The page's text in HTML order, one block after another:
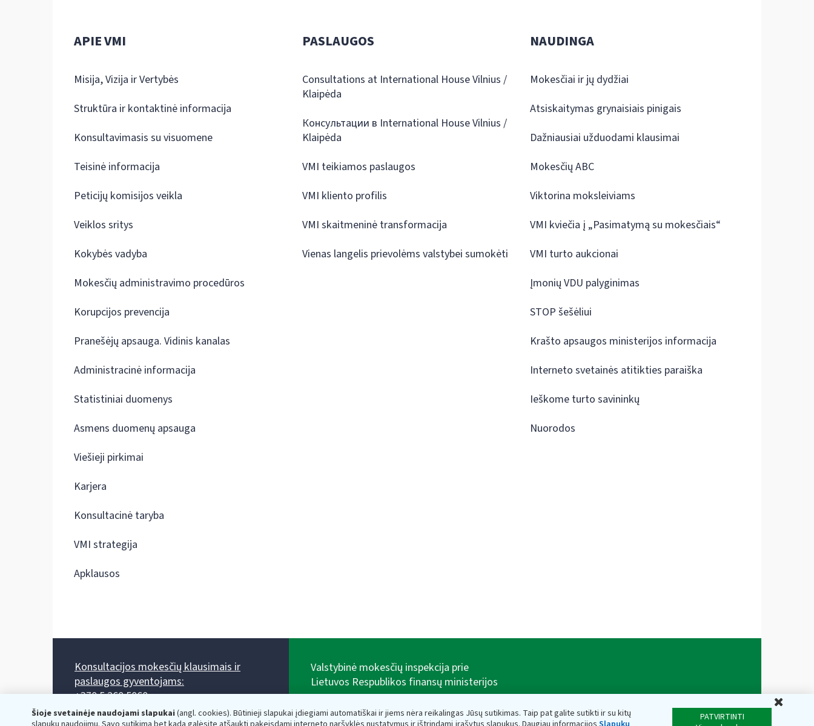
Šioje svetainėje naudojami slapukai(angl. cookies). Būtinieji slapukai įdiegiami automatiškai ir jiems nėra reikalingas Jūsų sutikimas. Taip pat galite sutikti ir su kitų
PATVIRTINTI
APIE VMI
Misija, Vizija ir Vertybės
Struktūra ir kontaktinė informacija
Konsultavimasis su visuomene
Teisinė informacija
Peticijų komisijos veikla
Veiklos sritys
Kokybės vadyba
Mokesčių administravimo procedūros
Korupcijos prevencija
Pranešėjų apsauga. Vidinis kanalas
Administracinė informacija
Statistiniai duomenys
Asmens duomenų apsauga
Viešieji pirkimai
Karjera
Konsultacinė taryba
VMI strategija
Apklausos
PASLAUGOS
Consultations at International House Vilnius /
Klaipėda
Консультации в International House Vilnius /
Klaipėda
VMI teikiamos paslaugos
VMI kliento profilis
VMI skaitmeninė transformacija
Vienas langelis prievolėms valstybei sumokėti
NAUDINGA
Mokesčiai ir jų dydžiai
Atsiskaitymas grynaisiais pinigais
Dažniausiai užduodami klausimai
Mokesčių ABC
Viktorina moksleiviams
VMI kviečia į „Pasimatymą su mokesčiais“
VMI turto aukcionai
Įmonių VDU palyginimas
STOP šešėliui
Krašto apsaugos ministerijos informacija
Interneto svetainės atitikties paraiška
Ieškome turto savininkų
Nuorodos
Konsultacijos mokesčių klausimais ir
paslaugos gyventojams:
+370 5 260 5060
Darbo laikas: I-IV 8.00-17.00, V 8.00-15.45.
Prieššventinę dieną - viena valanda trumpiau.
Valstybinė mokesčių inspekcija prie
Lietuvos Respublikos finansų ministerijos
adresas: Vasario 16-osios g. 14, 01107 Vilnius, Lietuva,
el.paštas:vmi@vmi.lt, E. pristatymo dėžutės adresas